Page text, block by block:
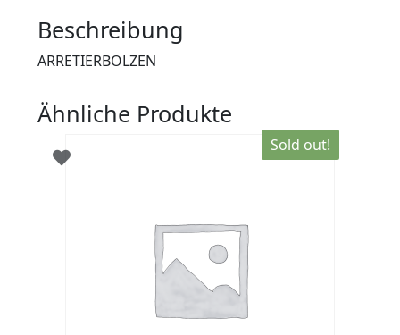
Beschreibung
ARRETIERBOLZEN
Ähnliche Produkte
Sold out!